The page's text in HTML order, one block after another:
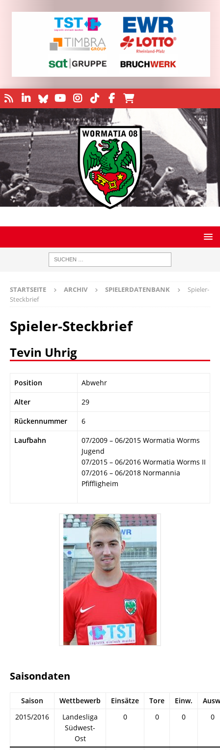
STARTSEITE ARCHIV SPIELERDATENBANK
Spieler-
Steckbrief
Spieler-Steckbrief
Tevin Uhrig
Position Abwehr
Alter 29
Rückennummer 6
Laufbahn
07/2009 – 06/2015 Wormatia Worms
Jugend
07/2015 – 06/2016 Wormatia Worms II
07/2016 – 06/2018 Normannia
Pfiffligheim
Saisondaten
Saison Wettbewerb Einsätze Tore Einw.
2015/2016
Landesliga
Südwest-
Ost
0 0 0 0